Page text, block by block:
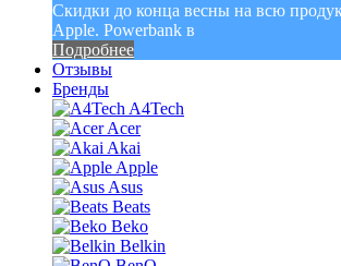
Скидки до конца весны на всю
Apple. Powerbank в
Подробнее
Отзывы
Бренды
A4Tech
Acer
Akai
Apple
Asus
Beats
Beko
Belkin